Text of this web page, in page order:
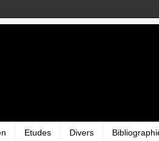
Etudes Divers